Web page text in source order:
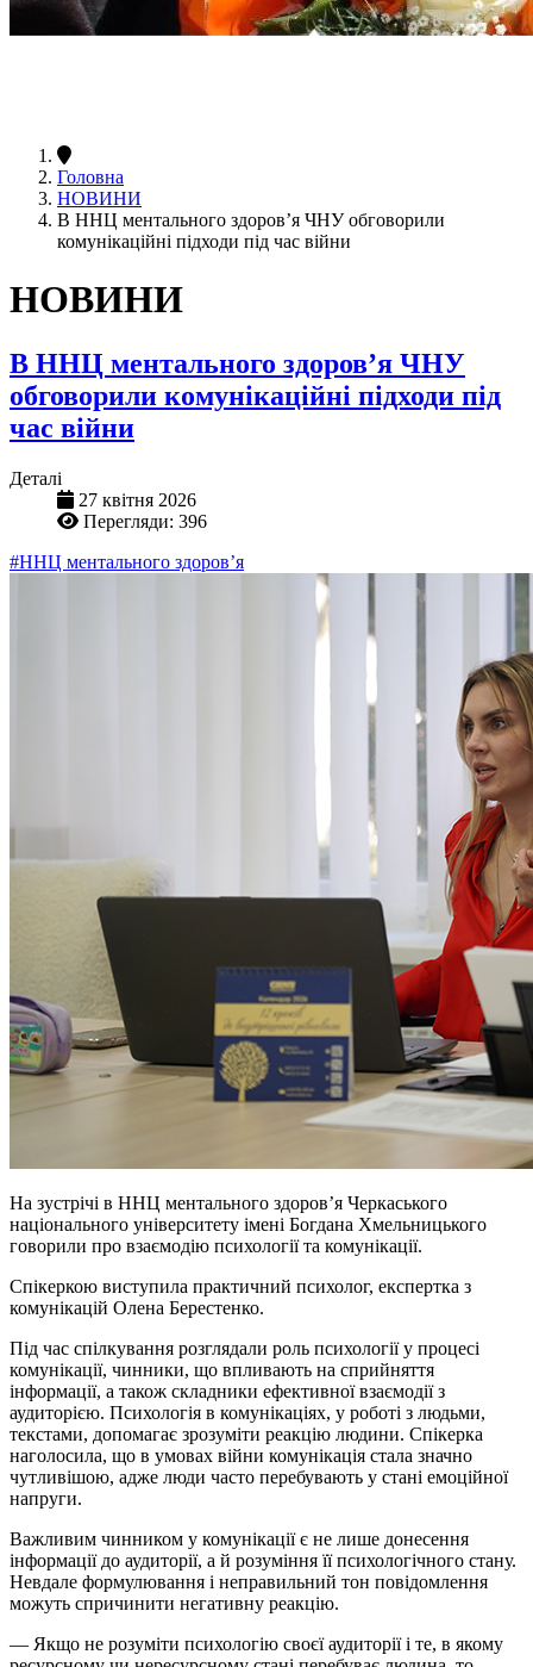
Головна
НОВИНИ
В ННЦ ментального здоров’я ЧНУ обговорили
комунікаційні підходи під час війни
НОВИНИ
В ННЦ ментального здоров’я ЧНУ
обговорили комунікаційні підходи під
час війни
Деталі
27 квітня 2026
Перегляди: 396
#ННЦ ментального здоров’я
На зустрічі в ННЦ ментального здоров’я Черкаського
національного університету імені Богдана Хмельницького
говорили про взаємодію психології та комунікації.
Спікеркою виступила практичний психолог, експертка з
комунікацій Олена Берестенко.
Під час спілкування розглядали роль психології у процесі
комунікації, чинники, що впливають на сприйняття
інформації, а також складники ефективної взаємодії з
аудиторією. Психологія в комунікаціях, у роботі з людьми,
текстами, допомагає зрозуміти реакцію людини. Спікерка
наголосила, що в умовах війни комунікація стала значно
чутливішою, адже люди часто перебувають у стані емоційної
напруги.
Важливим чинником у комунікації є не лише донесення
інформації до аудиторії, а й розуміння її психологічного стану.
Невдале формулювання і неправильний тон повідомлення
можуть спричинити негативну реакцію.
— Якщо не розуміти психологію своєї аудиторії і те, в якому